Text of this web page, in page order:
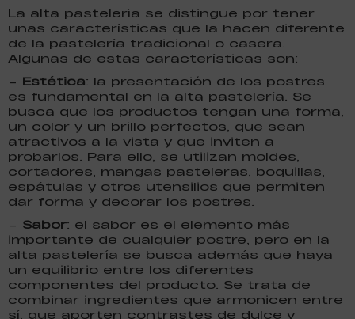
La alta pastelería se distingue por tener
unas características que la hacen diferente
de la pastelería tradicional o casera.
Algunas de estas características son:
– Estética: la presentación de los postres
es fundamental en la alta pastelería. Se
busca que los productos tengan una forma,
un color y un brillo perfectos, que sean
atractivos a la vista y que inviten a
probarlos. Para ello, se utilizan moldes,
cortadores, mangas pasteleras, boquillas,
espátulas y otros utensilios que permiten
dar forma y decorar los postres.
– Sabor: el sabor es el elemento más
importante de cualquier postre, pero en la
alta pastelería se busca además que haya
un equilibrio entre los diferentes
componentes del producto. Se trata de
combinar ingredientes que armonicen entre
sí, que aporten contrastes de dulce y